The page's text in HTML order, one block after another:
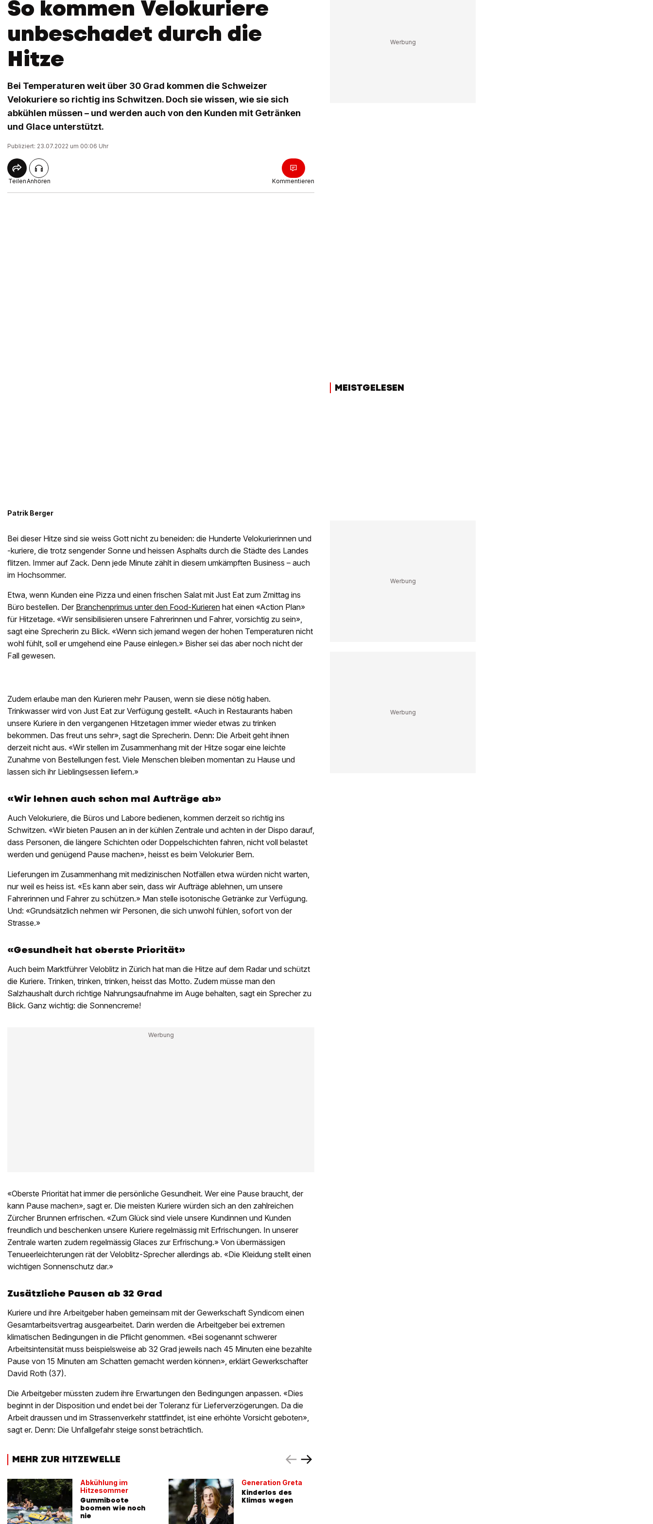
So kommen Velokuriere
unbeschadet durch die
Hitze
Bei Temperaturen weit über 30 Grad kommen die Schweizer
Velokuriere so richtig ins Schwitzen. Doch sie wissen, wie sie sich
abkühlen müssen – und werden auch von den Kunden mit Getränken
und Glace unterstützt.
Publiziert: 23.07.2022 um 00:06 Uhr
TeilenAnhören Kommentieren
Patrik Berger
Bei dieser Hitze sind sie weiss Gott nicht zu beneiden: die Hunderte Velokurierinnen und
-kuriere, die trotz sengender Sonne und heissen Asphalts durch die Städte des Landes
flitzen. Immer auf Zack. Denn jede Minute zählt in diesem umkämpften Business – auch
im Hochsommer.
Etwa, wenn Kunden eine Pizza und einen frischen Salat mit Just Eat zum Zmittag ins
Büro bestellen. Der Branchenprimus unter den Food-Kurieren hat einen «Action Plan»
für Hitzetage. «Wir sensibilisieren unsere Fahrerinnen und Fahrer, vorsichtig zu sein»,
sagt eine Sprecherin zu Blick. «Wenn sich jemand wegen der hohen Temperaturen nicht
wohl fühlt, soll er umgehend eine Pause einlegen.» Bisher sei das aber noch nicht der
Fall gewesen.
Zudem erlaube man den Kurieren mehr Pausen, wenn sie diese nötig haben.
Trinkwasser wird von Just Eat zur Verfügung gestellt. «Auch in Restaurants haben
unsere Kuriere in den vergangenen Hitzetagen immer wieder etwas zu trinken
bekommen. Das freut uns sehr», sagt die Sprecherin. Denn: Die Arbeit geht ihnen
derzeit nicht aus. «Wir stellen im Zusammenhang mit der Hitze sogar eine leichte
Zunahme von Bestellungen fest. Viele Menschen bleiben momentan zu Hause und
lassen sich ihr Lieblingsessen liefern.»
«Wir lehnen auch schon mal Aufträge ab»
Auch Velokuriere, die Büros und Labore bedienen, kommen derzeit so richtig ins
Schwitzen. «Wir bieten Pausen an in der kühlen Zentrale und achten in der Dispo darauf,
dass Personen, die längere Schichten oder Doppelschichten fahren, nicht voll belastet
werden und genügend Pause machen», heisst es beim Velokurier Bern.
Lieferungen im Zusammenhang mit medizinischen Notfällen etwa würden nicht warten,
nur weil es heiss ist. «Es kann aber sein, dass wir Aufträge ablehnen, um unsere
Fahrerinnen und Fahrer zu schützen.» Man stelle isotonische Getränke zur Verfügung.
Und: «Grundsätzlich nehmen wir Personen, die sich unwohl fühlen, sofort von der
Strasse.»
«Gesundheit hat oberste Priorität»
Auch beim Marktführer Veloblitz in Zürich hat man die Hitze auf dem Radar und schützt
die Kuriere. Trinken, trinken, trinken, heisst das Motto. Zudem müsse man den
Salzhaushalt durch richtige Nahrungsaufnahme im Auge behalten, sagt ein Sprecher zu
Blick. Ganz wichtig: die Sonnencreme!
«Oberste Priorität hat immer die persönliche Gesundheit. Wer eine Pause braucht, der
kann Pause machen», sagt er. Die meisten Kuriere würden sich an den zahlreichen
Zürcher Brunnen erfrischen. «Zum Glück sind viele unsere Kundinnen und Kunden
freundlich und beschenken unsere Kuriere regelmässig mit Erfrischungen. In unserer
Zentrale warten zudem regelmässig Glaces zur Erfrischung.» Von übermässigen
Tenueerleichterungen rät der Veloblitz-Sprecher allerdings ab. «Die Kleidung stellt einen
wichtigen Sonnenschutz dar.»
Zusätzliche Pausen ab 32 Grad
Kuriere und ihre Arbeitgeber haben gemeinsam mit der Gewerkschaft Syndicom einen
Gesamtarbeitsvertrag ausgearbeitet. Darin werden die Arbeitgeber bei extremen
klimatischen Bedingungen in die Pflicht genommen. «Bei sogenannt schwerer
Arbeitsintensität muss beispielsweise ab 32 Grad jeweils nach 45 Minuten eine bezahlte
Pause von 15 Minuten am Schatten gemacht werden können», erklärt Gewerkschafter
David Roth (37).
Die Arbeitgeber müssten zudem ihre Erwartungen den Bedingungen anpassen. «Dies
beginnt in der Disposition und endet bei der Toleranz für Lieferverzögerungen. Da die
Arbeit draussen und im Strassenverkehr stattfindet, ist eine erhöhte Vorsicht geboten»,
sagt er. Denn: Die Unfallgefahr steige sonst beträchtlich.
MEHR ZUR HITZEWELLE
Abkühlung im
Hitzesommer
Gummiboote
boomen wie noch
nie
Generation Greta
Kinderlos des
Klimas wegen
MEISTGELESEN